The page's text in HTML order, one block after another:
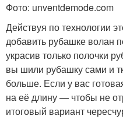
Фото: unventdemode.com
Действуя по технологии
добавить рубашке волан
украсив только полочки
вы шили рубашку сами и
больше. Если у вас
на её длину — чтобы не
итоговый вариант